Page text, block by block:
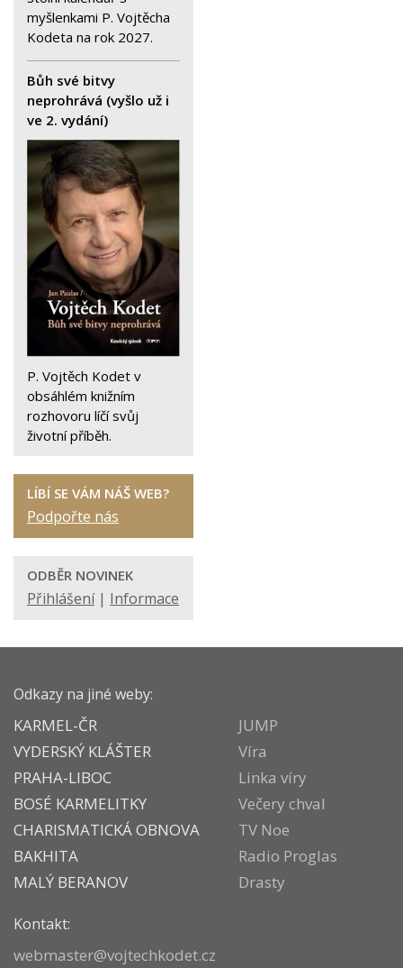
myšlenkami P. Vojtěcha
Kodeta na rok 2027.
Bůh své bitvy
neprohrává (vyšlo už i
ve 2. vydání)
P. Vojtěch Kodet v
obsáhlém knižním
rozhovoru líčí svůj
životní příběh.
LÍBÍ SE VÁM NÁŠ WEB?
Podpořte nás
ODBĚR NOVINEK
Přihlášení| Informace
Odkazy na jiné weby:
KARMEL-ČR
VYDERSKÝ KLÁŠTER
PRAHA-LIBOC
BOSÉ KARMELITKY
CHARISMATICKÁ OBNOVA
BAKHITA
MALÝ BERANOV
JUMP
Víra
Linka víry
Večery chval
TV Noe
Radio Proglas
Drasty
Kontakt:
webmaster@vojtechkodet.cz